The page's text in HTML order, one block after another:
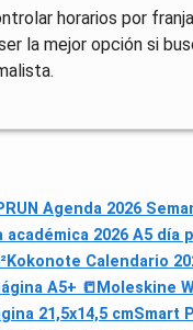
horarios por
la mejor opción si
Agenda 2026
académica 2026 A5 día
Kokonote Calendario
A5+ 📒Moleskine
21,5x14,5 cmSmart